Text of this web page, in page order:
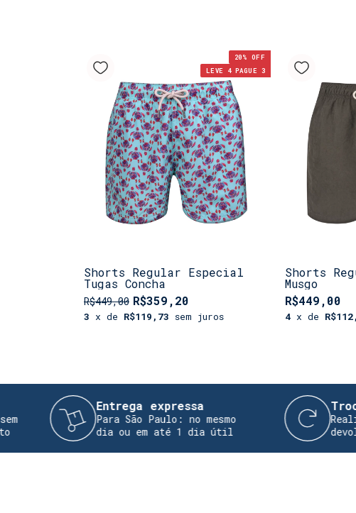
20% OFF
LEVE 4 PAGUE 3
Shorts Regular Especial
Tugas Concha
R$449,00 R$359,20
3 x de R$119,73 sem juros
Shorts
Musgo
R$449,00
4 x de
Entrega expressa
Para São Paulo: no mesmo
dia ou em até 1 dia útil
Troca
Realize sua
devolução